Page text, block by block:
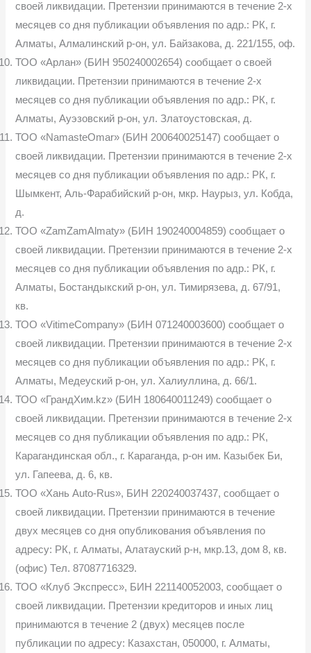
своей ликвида­ции. Претензии принимаются в течение 2-х
месяцев со дня публикации объ­явления по адр.: РК, г.
Алматы, Алмалинский р-он, ул. Байзакова, д. 221/155, оф.
ТОО «Арлан» (БИН 950240002654) сообщает о своей
ликвидации. Претензии принимаются в течение 2-х
месяцев со дня публикации объявле­ния по адр.: РК, г.
Алматы, Ауэзовский р-он, ул. Златоустовская, д.
ТОО «NamasteOmar» (БИН 200640025147) сообщает о
своей ликви­дации. Претензии принимаются в течение 2-х
месяцев со дня публикации объявления по адр.: РК, г.
Шымкент, Аль-Фарабийский р-он, мкр. Наурыз, ул. Кобда,
д.
ТОО «ZamZamAlmaty» (БИН 190240004859) сообщает о
своей лик­видации. Претензии принимаются в течение 2-х
месяцев со дня публикации объявления по адр.: РК, г.
Алматы, Бостандыкский р-он, ул. Тимирязева, д. 67/91,
кв.
ТОО «VitimeCompany» (БИН 071240003600) сообщает о
своей лик­видации. Претензии принимаются в течение 2-х
месяцев со дня публикации объявления по адр.: РК, г.
Алматы, Медеуский р-он, ул. Халиуллина, д. 66/1.
ТОО «ГрандХим.kz» (БИН 180640011249) сообщает о
своей ликви­дации. Претензии принимаются в течение 2-х
месяцев со дня публикации объявления по адр.: РК,
Карагандинская обл., г. Караганда, р-он им. Казыбек Би,
ул. Гапеева, д. 6, кв.
ТОО «Хань Auto-Rus», БИН 220240037437, сообщает о
своей лик­видации. Претензии принимаются в течение
двух месяцев со дня опублико­вания объявления по
адресу: РК, г. Алматы, Алатауский р-н, мкр.13, дом 8, кв.
(офис) Тел. 87087716329.
ТОО «Клуб Экспресс», БИН 221140052003, сообщает о
своей ликви­дации. Претензии кредиторов и иных лиц
принимаются в течение 2 (двух) месяцев после
публикации по адресу: Казахстан, 050000, г. Алматы,